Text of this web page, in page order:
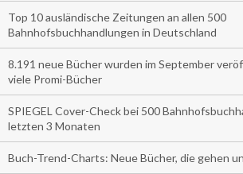
Top 10 ausländische Zeitungen an allen 500
Bahnhofsbuchhandlungen in Deutschland
8.191 neue Bücher wurden im September
viele Promi-Bücher
SPIEGEL Cover-Check bei 500
letzten 3 Monaten
Buch-Trend-Charts: Neue Bücher, die gehen